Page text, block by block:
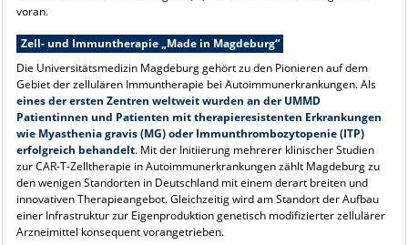
voran.
Zell- und Immuntherapie „Made in Magdeburg“
Die Universitätsmedizin Magdeburg gehört zu den Pionieren auf dem
Gebiet der zellulären Immuntherapie bei Autoimmunerkrankungen. Als
eines der ersten Zentren weltweit wurden an der UMMD
Patientinnen und Patienten mit therapieresistenten Erkrankungen
wie Myasthenia gravis (MG) oder Immunthrombozytopenie (ITP)
erfolgreich behandelt. Mit der Initiierung mehrerer klinischer Studien
zur CAR-T-Zelltherapie in Autoimmunerkrankungen zählt Magdeburg zu
den wenigen Standorten in Deutschland mit einem derart breiten und
innovativen Therapieangebot. Gleichzeitig wird am Standort der Aufbau
einer Infrastruktur zur Eigenproduktion genetisch modifizierter zellulärer
Arzneimittel konsequent vorangetrieben.